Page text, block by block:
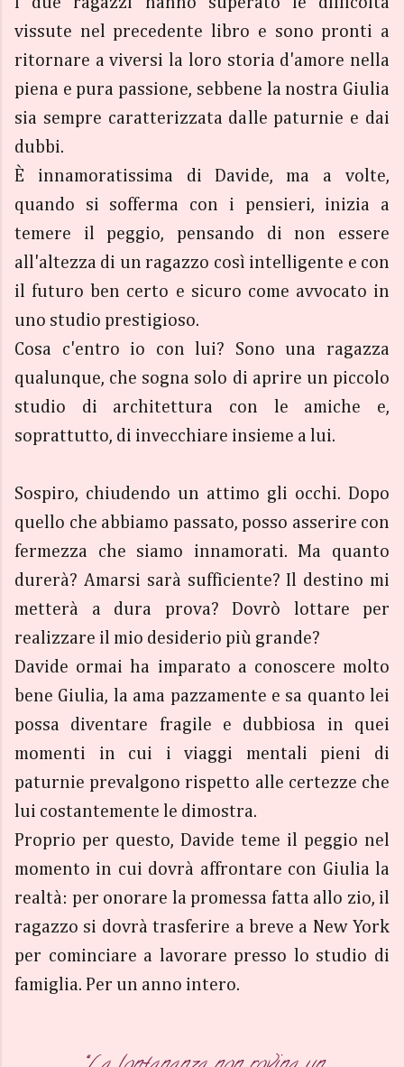
vissute nel precedente libro e sono pronti a
ritornare a viversi la loro storia d'amore nella
piena e pura passione, sebbene la nostra Giulia
sia sempre caratterizzata dalle paturnie e dai
dubbi.
È innamoratissima di Davide, ma a volte,
quando si sofferma con i pensieri, inizia a
temere il peggio, pensando di non essere
all'altezza di un ragazzo così intelligente e con
il futuro ben certo e sicuro come avvocato in
uno studio prestigioso.
Cosa c'entro io con lui? Sono una ragazza
qualunque, che sogna solo di aprire un piccolo
studio di architettura con le amiche e,
soprattutto, di invecchiare insieme a lui.
Sospiro, chiudendo un attimo gli occhi. Dopo
quello che abbiamo passato, posso asserire con
fermezza che siamo innamorati. Ma quanto
durerà? Amarsi sarà sufficiente? Il destino mi
metterà a dura prova? Dovrò lottare per
realizzare il mio desiderio più grande?
Davide ormai ha imparato a conoscere molto
bene Giulia, la ama pazzamente e sa quanto lei
possa diventare fragile e dubbiosa in quei
momenti in cui i viaggi mentali pieni di
paturnie prevalgono rispetto alle certezze che
lui costantemente le dimostra.
Proprio per questo, Davide teme il peggio nel
momento in cui dovrà affrontare con Giulia la
realtà: per onorare la promessa fatta allo zio, il
ragazzo si dovrà trasferire a breve a New York
per cominciare a lavorare presso lo studio di
famiglia. Per un anno intero.